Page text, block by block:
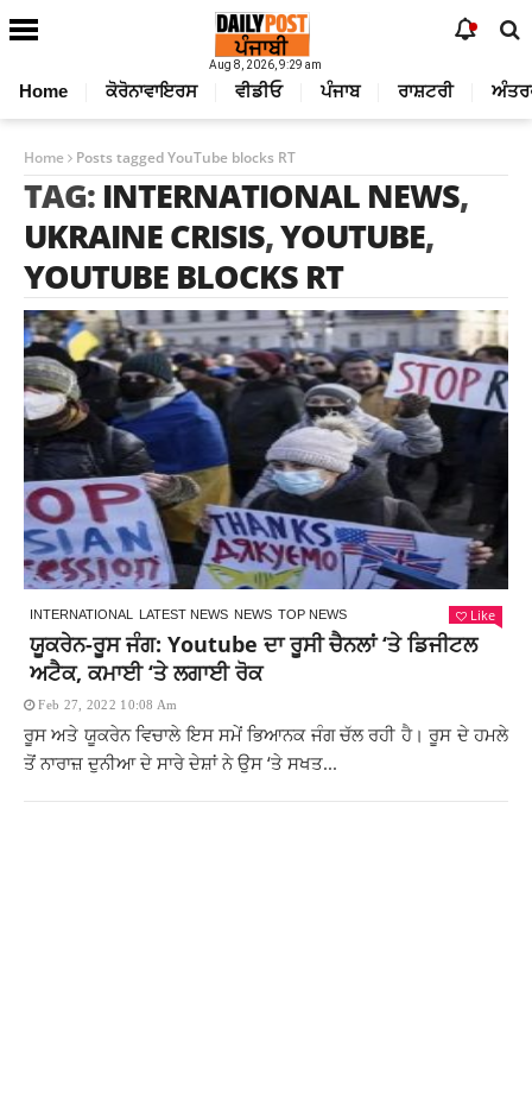
Aug 8, 2026, 9:29 am
Home ਕੋਰੋਨਾਵਾਇਰਸ ਵੀਡੀਓ ਪੰਜਾਬ ਰਾਸ਼ਟਰੀ
Home Posts tagged YouTube blocks RT
TAG: INTERNATIONAL NEWS,
UKRAINE CRISIS,YOUTUBE,
YOUTUBE BLOCKS RT
INTERNATIONAL LATEST NEWS NEWS TOP NEWS Like
ਯੂਕਰੇਨ-ਰੂਸ ਜੰਗ: Youtube ਦਾ ਰੂਸੀ ਚੈਨਲਾਂ ‘ਤੇ ਡਿਜੀਟਲ
ਅਟੈਕ, ਕਮਾਈ ‘ਤੇ ਲਗਾਈ ਰੋਕ
Feb 27, 2022 10:08 Am
ਰੂਸ ਅਤੇ ਯੂਕਰੇਨ ਵਿਚਾਲੇ ਇਸ ਸਮੇਂ ਭਿਆਨਕ ਜੰਗ ਚੱਲ ਰਹੀ ਹੈ। ਰੂਸ ਦੇ ਹਮਲੇ
ਤੋਂ ਨਾਰਾਜ਼ ਦੁਨੀਆ ਦੇ ਸਾਰੇ ਦੇਸ਼ਾਂ ਨੇ ਉਸ ‘ਤੇ ਸਖਤ...